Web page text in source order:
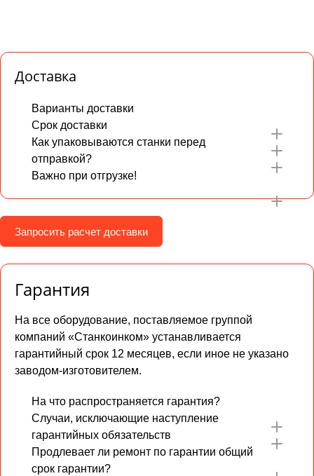
Доставка
Варианты доставки
Срок доставки
Как упаковываются станки перед
отправкой?
Важно при отгрузке!
Запросить расчет доставки
Гарантия
На все оборудование, поставляемое группой
компаний «Станкоинком» устанавливается
гарантийный срок 12 месяцев, если иное не указано
заводом-изготовителем.
На что распространяется гарантия?
Случаи, исключающие наступление
гарантийных обязательств
Продлевает ли ремонт по гарантии общий
срок гарантии?